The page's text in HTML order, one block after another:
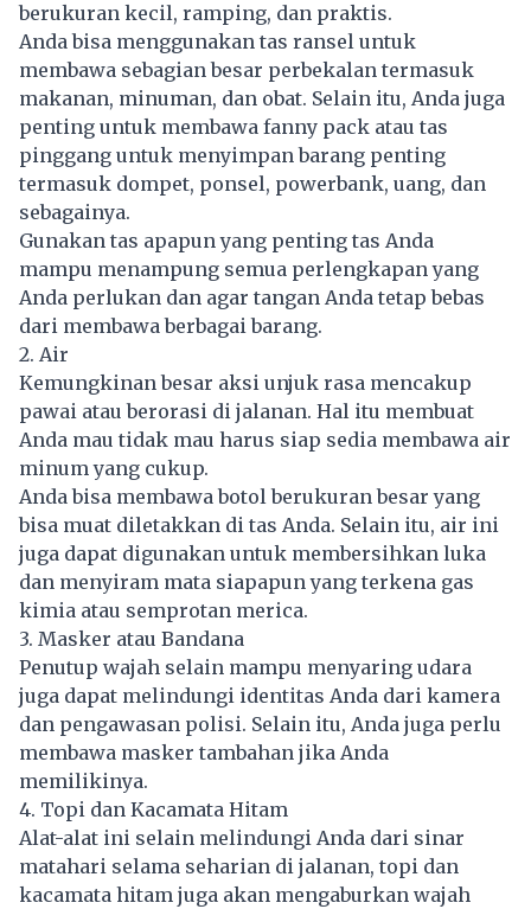
berukuran kecil, ramping, dan praktis.
Anda bisa menggunakan tas ransel untuk
membawa sebagian besar perbekalan termasuk
makanan, minuman, dan obat. Selain itu, Anda juga
penting untuk membawa fanny pack atau tas
pinggang untuk menyimpan barang penting
termasuk dompet, ponsel, powerbank, uang, dan
sebagainya.
Gunakan tas apapun yang penting tas Anda
mampu menampung semua perlengkapan yang
Anda perlukan dan agar tangan Anda tetap bebas
dari membawa berbagai barang.
2. Air
Kemungkinan besar aksi unjuk rasa mencakup
pawai atau berorasi di jalanan. Hal itu membuat
Anda mau tidak mau harus siap sedia membawa air
minum yang cukup.
Anda bisa membawa botol berukuran besar yang
bisa muat diletakkan di tas Anda. Selain itu, air ini
juga dapat digunakan untuk membersihkan luka
dan menyiram mata siapapun yang terkena gas
kimia atau semprotan merica.
3. Masker atau Bandana
Penutup wajah selain mampu menyaring udara
juga dapat melindungi identitas Anda dari kamera
dan pengawasan polisi. Selain itu, Anda juga perlu
membawa masker tambahan jika Anda
memilikinya.
4. Topi dan Kacamata Hitam
Alat-alat ini selain melindungi Anda dari sinar
matahari selama seharian di jalanan, topi dan
kacamata hitam juga akan mengaburkan wajah